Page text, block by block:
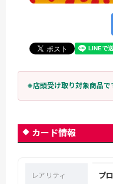
※店頭受け取り対象商品で
カード情報
レアリティ プ